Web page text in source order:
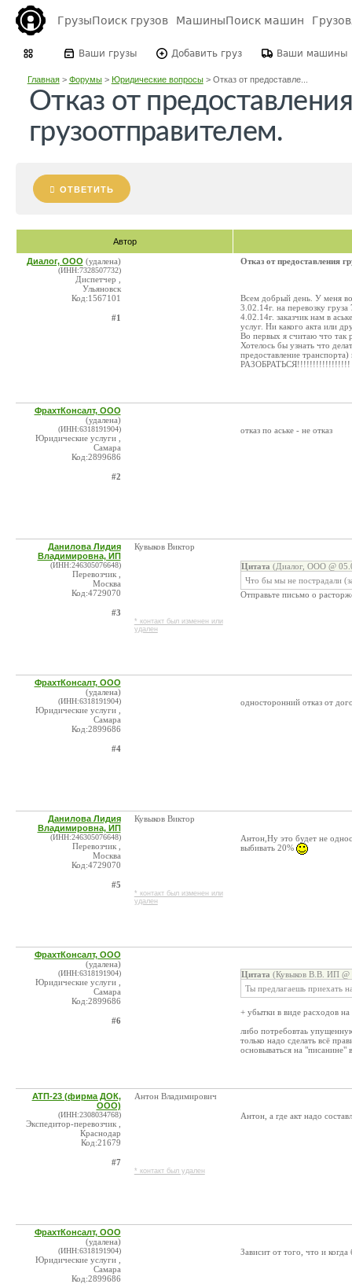
ГрузыПоиск грузов МашиныПоиск машин
Ваши грузы Добавить груз Ваши машины
Главная> Форумы> Юридические вопросы> Отказ от предоставле...
Отказ от
грузоотправителем.
ОТВЕТИТЬ
Автор
Диалог, ООО (удалена)
(ИНН:7328507732)
Диспетчер ,
Ульяновск
Код:1567101
#1
Отказ от предоставления
Всем добрый день. У меня
3.02.14г. на перевозку
4.02.14г. заказчик нам в
услуг. Ни какого акта или
Во первых я считаю что так
Хотелось бы узнать что
предоставление
РАЗОБРАТЬСЯ!!!!!!!!!!!!!!!!!
ФрахтКонсалт, ООО
(удалена)
(ИНН:6318191904)
Юридические услуги ,
Самара
Код:2899686
#2
отказ по аське - не отказ
Данилова Лидия
Владимировна, ИП
(ИНН:246305076648)
Перевозчик ,
Москва
Код:4729070
#3
Кувыков Виктор
* контакт был изменен или
удален
Цитата (Диалог, ООО @
Что бы мы не пострадали
Отправьте письмо о
ФрахтКонсалт, ООО
(удалена)
(ИНН:6318191904)
Юридические услуги ,
Самара
Код:2899686
#4
односторонний отказ от
Данилова Лидия
Владимировна, ИП
(ИНН:246305076648)
Перевозчик ,
Москва
Код:4729070
#5
Кувыков Виктор
* контакт был изменен или
удален
Антон,Ну это будет не
выбивать 20%
ФрахтКонсалт, ООО
(удалена)
(ИНН:6318191904)
Юридические услуги ,
Самара
Код:2899686
#6
Цитата (Кувыков В.В. ИП @
Ты предлагаешь приехать
+ убытки в виде расходов
либо потребовтаь
только надо сделать всё
основываться на "писанине"
АТП-23 (фирма ДОК,
ООО)
(ИНН:2308034768)
Экспедитор-перевозчик ,
Краснодар
Код:21679
#7
Антон Владимирович
* контакт был удален
Антон, а где акт надо
ФрахтКонсалт, ООО
(удалена)
(ИНН:6318191904)
Юридические услуги ,
Самара
Код:2899686
Зависит от того, что и когда